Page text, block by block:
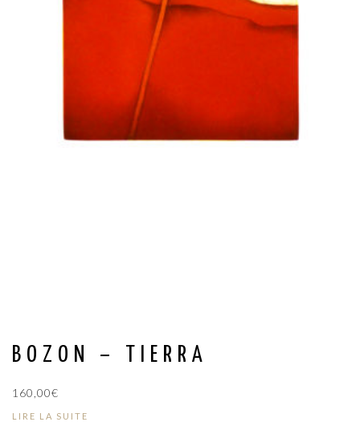
BOZON – TIERRA
160,00€
LIRE LA SUITE